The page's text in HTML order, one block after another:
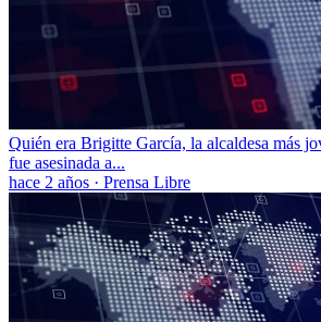
Quién era Brigitte García, la alcaldesa más
fue asesinada a...
hace 2 años · Prensa Libre